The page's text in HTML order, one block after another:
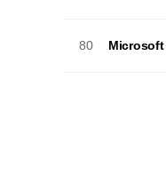
80 Microsoft